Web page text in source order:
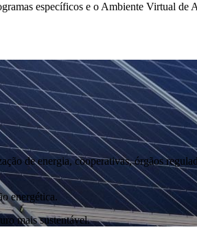
específicos e o Ambiente Virtual de
de energia, cooperativas, órgãos
energética.
mais sustentável.